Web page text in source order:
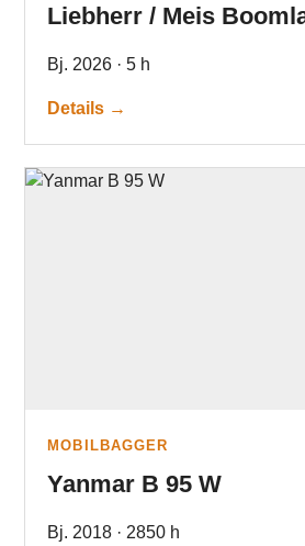
Liebherr / Meis
Bj. 2026 · 5 h
Details →
MOBILBAGGER
Yanmar B 95 W
Bj. 2018 · 2850 h